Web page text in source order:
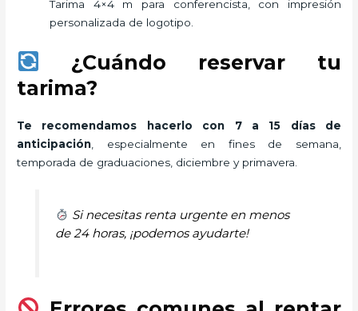
Tarima 4×4 m para conferencista, con impresión
personalizada de logotipo.
¿Cuándo reservar tu
tarima?
Te recomendamos hacerlo con 7 a 15 días de
anticipación , especialmente en fines de semana,
temporada de graduaciones, diciembre y primavera.
Si necesitas renta urgente en menos
de 24 horas, ¡podemos ayudarte!